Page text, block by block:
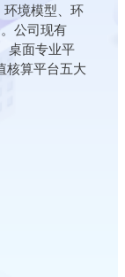
环境模型、环
公司现有
桌面专业平
核算平台五大